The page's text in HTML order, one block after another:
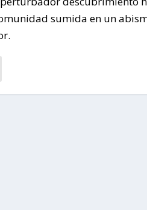
sumida en un